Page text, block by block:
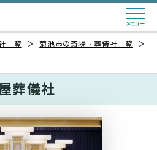
一覧 ＞ 菊池市の斎場・葬儀社一覧
＞
葬儀社